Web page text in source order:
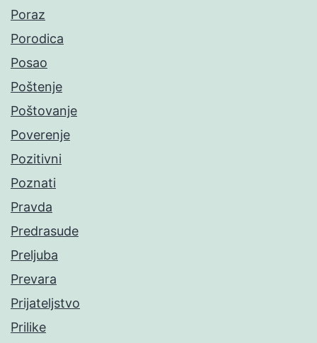
Poraz
Porodica
Posao
Poštenje
Poštovanje
Poverenje
Pozitivni
Poznati
Pravda
Predrasude
Preljuba
Prevara
Prijateljstvo
Prilike